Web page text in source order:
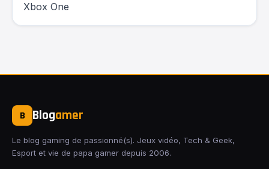
Xbox One
B Blogamer
Le blog gaming de passionné(s). Jeux vidéo, Tech & Geek,
Esport et vie de papa gamer depuis 2006.